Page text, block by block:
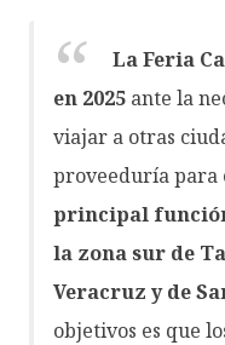
La Feria
en 2025 ante la
viajar a otras
proveeduría para
principal
la zona sur de
Veracruz y de
objetivos es que